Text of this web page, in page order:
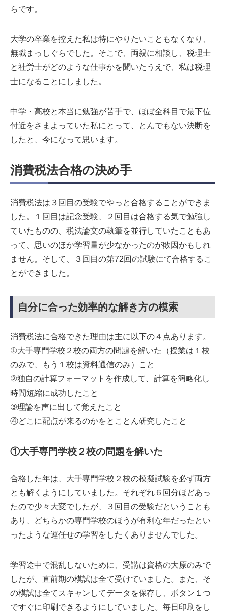
らです。
大学の卒業を控えた私は特にやりたいこともなくなり、
無職まっしぐらでした。そこで、両親に相談し、税理士
と社労士がどのような仕事かを聞いたうえで、私は税理
士になることにしました。
中学・高校と本当に勉強が苦手で、ほぼ全科目で最下位
付近をさまよっていた私にとって、とんでもない決断を
したと、今になって思います。
消費税法合格の決め手
消費税法は３回目の受験でやっと合格することができま
した。１回目は記念受験、２回目は合格する気で勉強し
ていたものの、税法論文の執筆を並行していたこともあ
って、思いのほか学習量が少なかったのが敗因かもしれ
ません。そして、３回目の第72回の試験にて合格するこ
とができました。
自分に合った効率的な解き方の模索
消費税法に合格できた理由は主に以下の４点あります。
①大手専門学校２校の両方の問題を解いた（授業は１校
のみで、もう１校は資料通信のみ）こと
②独自の計算フォーマットを作成して、計算を簡略化し
時間短縮に成功したこと
③理論を声に出して覚えたこと
④どこに配点が来るのかをとことん研究したこと
①大手専門学校２校の問題を解いた
合格した年は、大手専門学校２校の模擬試験を必ず両方
とも解くようにしていました。それぞれ６回分ほどあっ
たので少々大変でしたが、３回目の受験だということも
あり、どちらかの専門学校のほうが有利な年だったとい
ったような運任せの学習をしたくありませんでした。
学習途中で混乱しないために、受講は資格の大原のみで
したが、直前期の模試は全て受けていました。また、そ
の模試は全てスキャンしてデータを保存し、ボタン１つ
ですぐに印刷できるようにしていました。毎日印刷をし